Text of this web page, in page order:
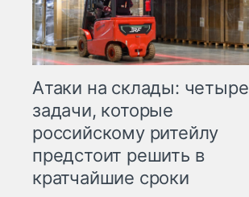
Атаки на склады: четыре
задачи, которые
российскому ритейлу
предстоит решить в
кратчайшие сроки